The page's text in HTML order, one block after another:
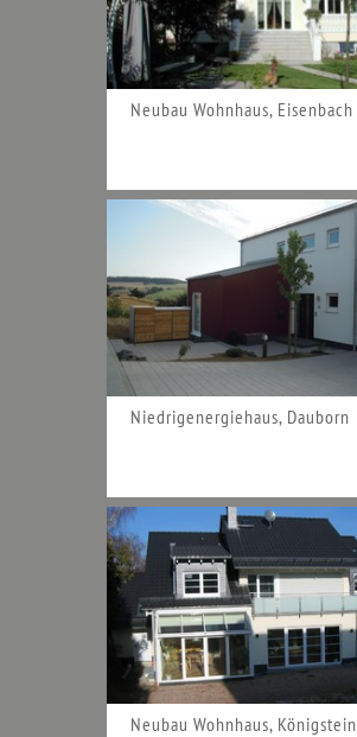
Neubau Wohnhaus, Eisenbach
Niedrigenergiehaus, Dauborn
Neubau Wohnhaus, Königstein